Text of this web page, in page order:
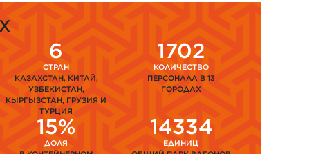
6
СТРАН
КАЗАХСТАН, КИТАЙ,
УЗБЕКИСТАН,
КЫРГЫЗСТАН, ГРУЗИЯ И
ТУРЦИЯ
1702
КОЛИЧЕСТВО
ПЕРСОНАЛА В 13
ГОРОДАХ
15%
ДОЛЯ
14334
ЕДИНИЦ